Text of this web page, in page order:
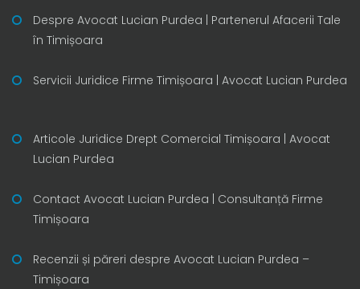
Despre Avocat Lucian Purdea | Partenerul Afacerii Tale
în Timișoara
Servicii Juridice Firme Timișoara | Avocat Lucian Purdea
Articole Juridice Drept Comercial Timișoara | Avocat
Lucian Purdea
Contact Avocat Lucian Purdea | Consultanță Firme
Timișoara
Recenzii și păreri despre Avocat Lucian Purdea –
Timișoara